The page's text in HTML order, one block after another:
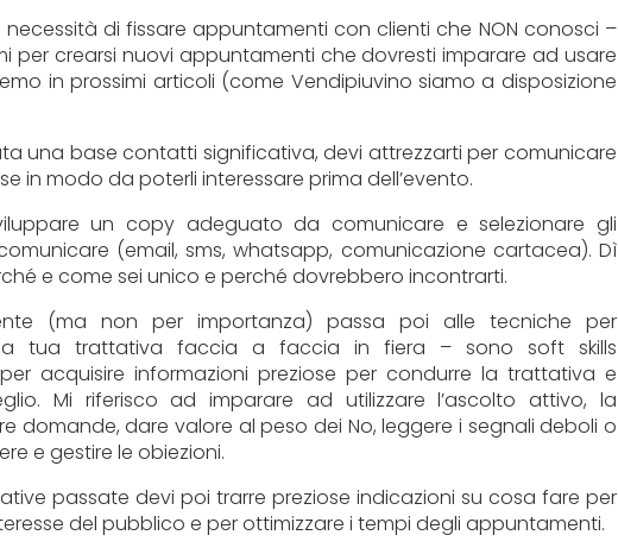
di fissare appuntamenti con clienti che NON conosci –
per crearsi nuovi appuntamenti che dovresti imparare ad usare
in prossimi articoli (come Vendipiuvino siamo a disposizione
una base contatti significativa, devi attrezzarti per comunicare
in modo da poterli interessare prima dell’evento.
un copy adeguato da comunicare e selezionare gli
(email, sms, whatsapp, comunicazione cartacea). Dì
e come sei unico e perché dovrebbero incontrarti.
(ma non per importanza) passa poi alle tecniche per
la tua trattativa faccia a faccia in fiera – sono soft skills
acquisire informazioni preziose per condurre la trattativa e
Mi riferisco ad imparare ad utilizzare l’ascolto attivo, la
domande, dare valore al peso dei No, leggere i segnali deboli o
e gestire le obiezioni.
passate devi poi trarre preziose indicazioni su cosa fare per
del pubblico e per ottimizzare i tempi degli appuntamenti.